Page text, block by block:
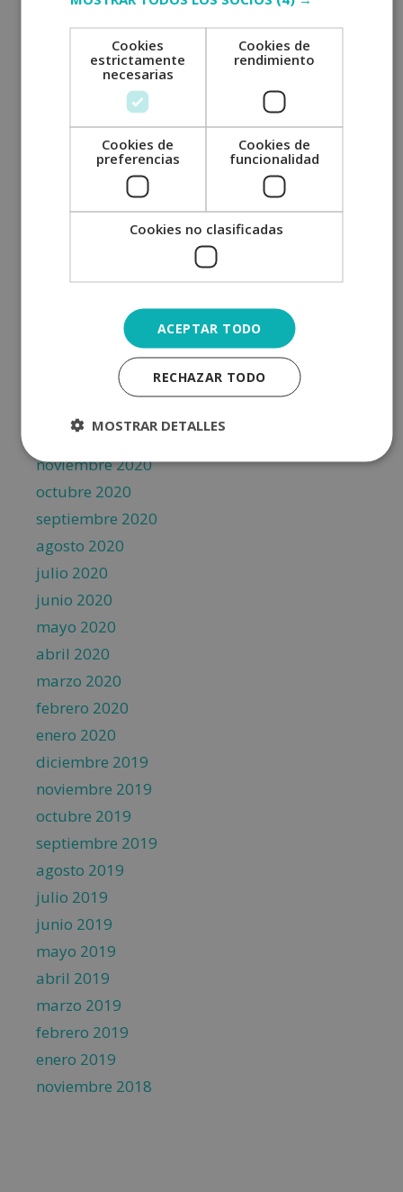
abril 2022
marzo 2022
febrero 2022
enero 2022
diciembre 2021
noviembre 2021
octubre 2021
septiembre 2021
febrero 2021
diciembre 2020
noviembre 2020
octubre 2020
septiembre 2020
agosto 2020
julio 2020
junio 2020
mayo 2020
abril 2020
marzo 2020
febrero 2020
enero 2020
diciembre 2019
noviembre 2019
octubre 2019
septiembre 2019
agosto 2019
julio 2019
junio 2019
mayo 2019
abril 2019
marzo 2019
febrero 2019
enero 2019
noviembre 2018
Cookies
estrictamente
necesarias
Cookies de
rendimiento
Cookies de
preferencias
Cookies de
funcionalidad
Cookies no clasificadas
ACEPTAR TODO
RECHAZAR TODO
MOSTRAR DETALLES